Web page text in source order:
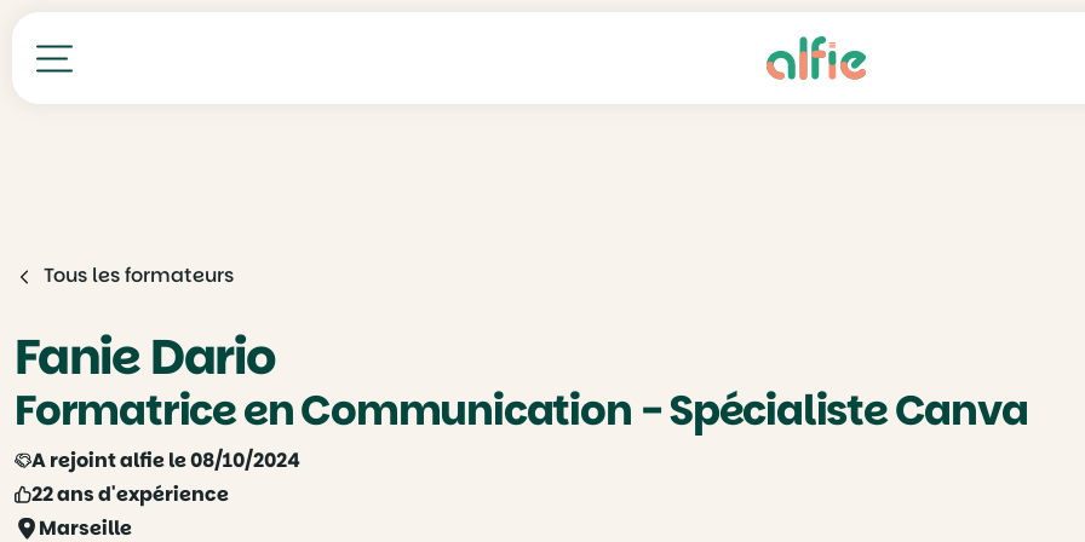
Tous les formateurs
Fanie Dario
Formatrice en Communication - Spécialiste Canva
A rejoint alfie le 08/10/2024
22 ans d'expérience
Marseille